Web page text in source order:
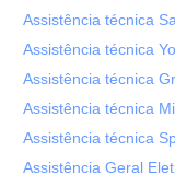
Assistência técnica
Assistência técnica
Assistência técnica
Assistência técnica
Assistência técnica
Assistência Geral